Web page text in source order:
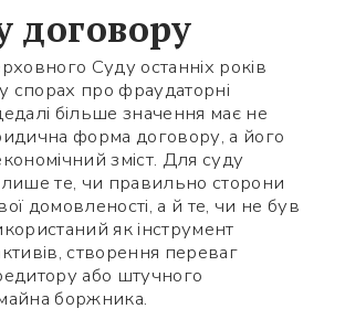
договору
Суду останніх років
спорах про фраудаторні
більше значення має не
форма договору, а його
зміст. Для суду
те, чи правильно сторони
домовленості, а й те, чи не був
як інструмент
створення переваг
або штучного
боржника.